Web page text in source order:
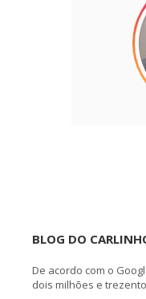
BLOG DO
De acordo com o
dois milhões e